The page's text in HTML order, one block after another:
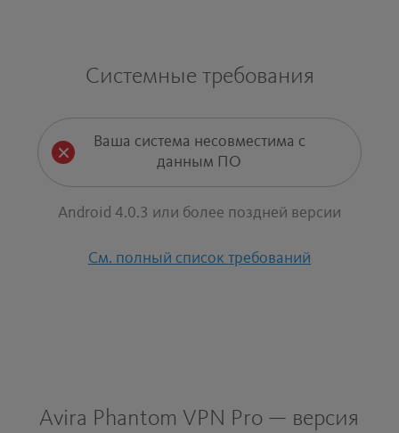
Системные требования
Ваша система несовместима с
данным ПО
Android 4.0.3 или более поздней версии
См. полный список требований
Avira Phantom VPN Pro — версия